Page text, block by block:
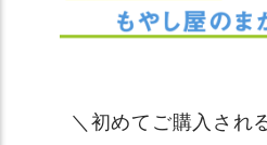
＼初めてご購入され